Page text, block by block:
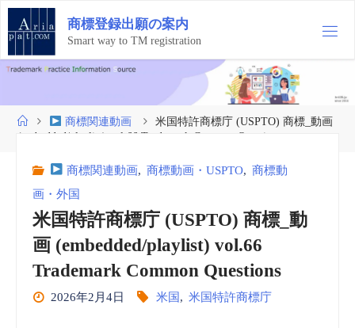
コ
テ
ン
ツ
ス
商標登録出願の案内
Smart way to TM registration
ホ
ー
商標関連動画
米国特許商標庁 (USPTO) 商標_動画
(embedded/playlist) vol.66 Trademark Common Questions
商標関連動画, 商標動画・USPTO, 商標動
画・外国
米国特許商標庁 (USPTO) 商標_動
画 (embedded/playlist) vol.66
Trademark Common Questions
2026年2月4日 米国, 米国特許商標庁